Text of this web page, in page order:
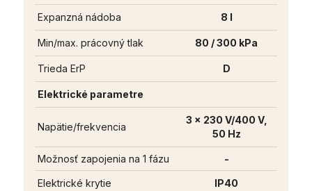
Expanzná nádoba 8 l
Min/max. prácovný tlak 80 / 300 kPa
Trieda ErP D
Elektrické parametre
Napätie/frekvencia
3 x 230 V/400 V,
50 Hz
Možnosť zapojenia na 1 fázu -
Elektrické krytie IP40